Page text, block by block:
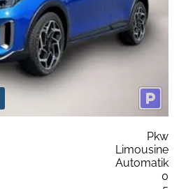
Pkw
Limousine
Automatik
0